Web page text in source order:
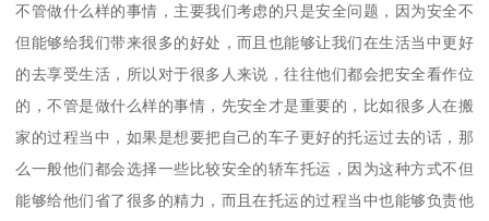
不管做什么样的事情，主要我们考虑的只是安全问题，因为安全不
但能够给我们带来很多的好处，而且也能够让我们在生活当中更好
的去享受生活，所以对于很多人来说，往往他们都会把安全看作位
的，不管是做什么样的事情，先安全才是重要的，比如很多人在搬
家的过程当中，如果是想要把自己的车子更好的托运过去的话，那
么一般他们都会选择一些比较安全的轿车托运，因为这种方式不但
能够给他们省了很多的精力，而且在托运的过程当中也能够负责他